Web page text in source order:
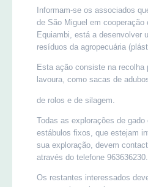
Informam-se os associados
de São Miguel em cooperação
Equiambi, está a desenvolver
resíduos da agropecuária
Esta ação consiste na recolha
lavoura, como sacas de
de rolos e de silagem.
Todas as explorações de
estábulos fixos, que estejam
sua exploração, devem
através do telefone 963636230.
Os restantes interessados